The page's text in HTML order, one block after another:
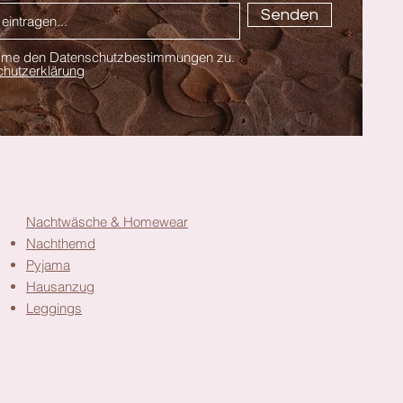
Senden
den Datenschutzbestimmungen zu.
Nachtwäsche & Homewear
Nachthemd
Pyjama
Hausanzug
Leggings